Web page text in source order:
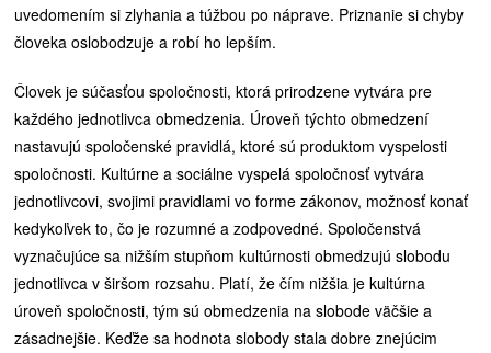
uvedomením si zlyhania a túžbou po náprave. Priznanie si chyby
človeka oslobodzuje a robí ho lepším.
Človek je súčasťou spoločnosti, ktorá prirodzene vytvára pre
každého jednotlivca obmedzenia. Úroveň týchto obmedzení
nastavujú spoločenské pravidlá, ktoré sú produktom vyspelosti
spoločnosti. Kultúrne a sociálne vyspelá spoločnosť vytvára
jednotlivcovi, svojimi pravidlami vo forme zákonov, možnosť konať
kedykoľvek to, čo je rozumné a zodpovedné. Spoločenstvá
vyznačujúce sa nižším stupňom kultúrnosti obmedzujú slobodu
jednotlivca v širšom rozsahu. Platí, že čím nižšia je kultúrna
úroveň spoločnosti, tým sú obmedzenia na slobode väčšie a
zásadnejšie. Keďže sa hodnota slobody stala dobre znejúcim